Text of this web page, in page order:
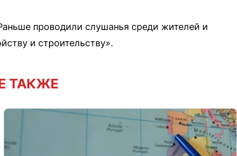
проводили слушанья среди жителей и
и строительству».
ТАКЖЕ